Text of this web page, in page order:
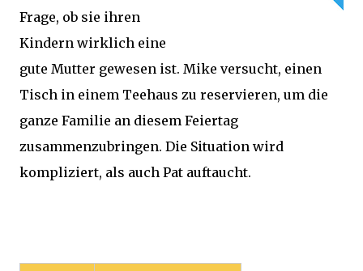
Frage, ob sie ihren
Kindern wirklich eine
gute Mutter gewesen ist. Mike versucht, einen
Tisch in einem Teehaus zu reservieren, um die
ganze Familie an diesem Feiertag
zusammenzubringen. Die Situation wird
kompliziert, als auch Pat auftaucht.